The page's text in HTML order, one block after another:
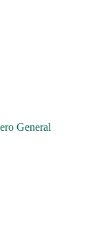
General